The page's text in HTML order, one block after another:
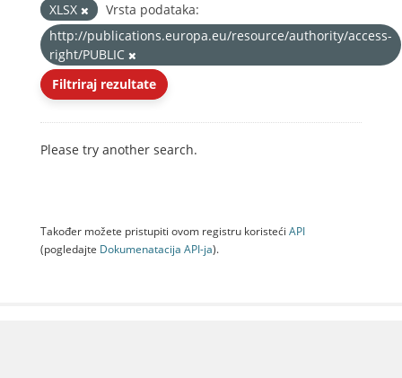
XLSX
Vrsta podataka:
http://publications.europa.eu/resource/authority/access-
right/PUBLIC
Filtriraj rezultate
Please try another search.
Također možete pristupiti ovom registru koristeći API
(pogledajte Dokumenаtаcijа API-jа).